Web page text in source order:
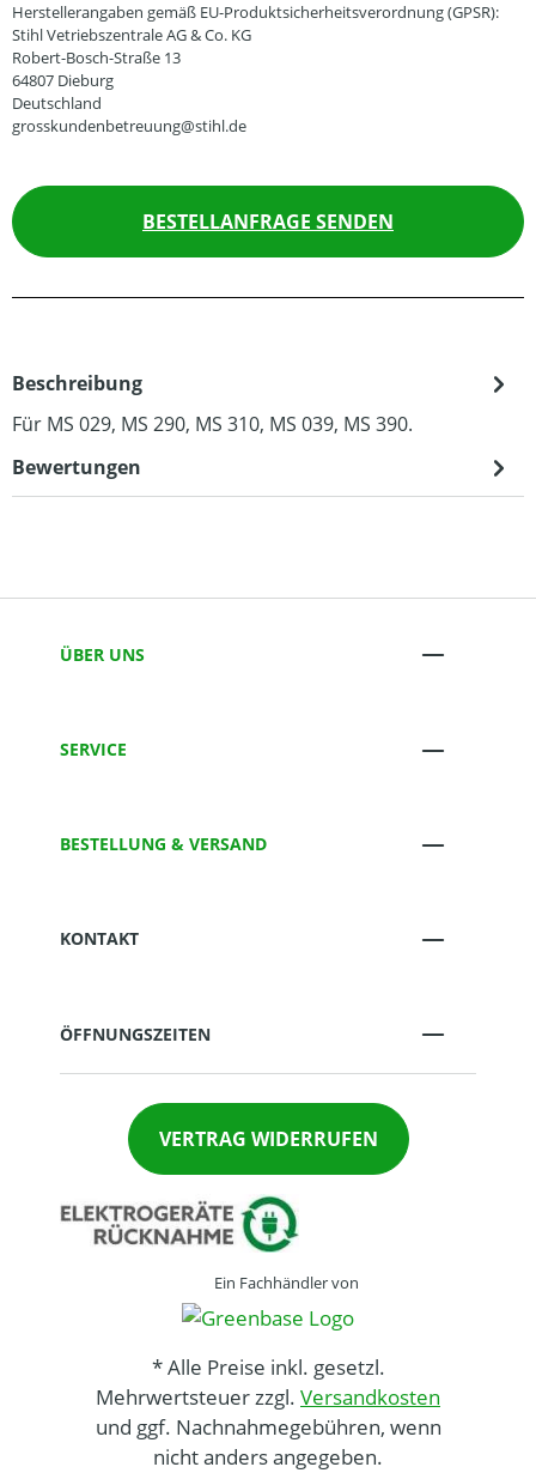
Herstellerangaben gemäß EU-Produktsicherheitsverordnung (GPSR):
Stihl Vetriebszentrale AG & Co. KG
Robert-Bosch-Straße 13
64807 Dieburg
Deutschland
grosskundenbetreuung@stihl.de
BESTELLANFRAGE SENDEN
Beschreibung
Für MS 029, MS 290, MS 310, MS 039, MS 390.
Bewertungen
ÜBER UNS
SERVICE
BESTELLUNG & VERSAND
KONTAKT
ÖFFNUNGSZEITEN
VERTRAG WIDERRUFEN
Ein Fachhändler von
* Alle Preise inkl. gesetzl.
Mehrwertsteuer zzgl. Versandkosten
und ggf. Nachnahmegebühren, wenn
nicht anders angegeben.